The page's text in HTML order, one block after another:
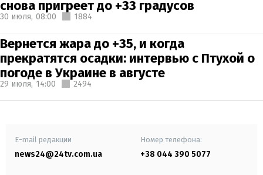
снова пригреет до +33 градусов
30 июля, 08:00 1884
Вернется жара до +35, и когда
прекратятся осадки: интервью с Птухой о
погоде в Украине в августе
29 июля, 14:00 2494
E-mail редакции
news24@24tv.com.ua
Номер телефона:
+38 044 390 5077